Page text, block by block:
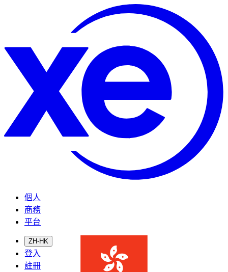
個人
商務
平台
ZH-HK
登入
註冊